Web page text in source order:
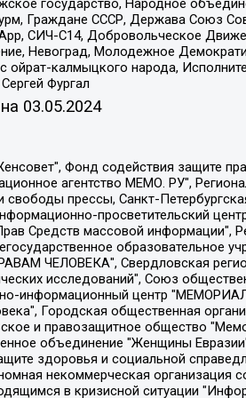
государство, Народное
Граждане СССР, Держава Союз
СИЧ-С14, Добровольческое
Невоград, Молодежное
калмыцкого народа,
Фургал
03.05.2024
"Альтаир 2021", Общество с ограниченной ответственностью "Вега 2021", Общество с ограниченной ответственностью "Главный редактор 2021", Общество с ограниченной ответственностью "Ромашки монолит", Важенков Артем Валерьевич, Ивановская областная общественная организация "Центр гендерных исследований", Гурман Юрий Альбертович, Медиапроект "ОВД-Инфо", Егоров Владимир Владимирович, Жилинский Владимир Александрович, Общество с ограниченной ответственностью "ЗП", Иванова София Юрьевна, Карезина Инна Павловна, Кильтау Екатерина Викторовна, Петров Алексей Викторович, Пискунов Сергей Евгеньевич, Смирнов Сергей Сергеевич, Тихонов Михаил Сергеевич, Общество с ограниченной ответственностью "ЖУРНАЛИСТ-ИНОСТРАННЫЙ АГЕНТ", Арапова Галина Юрьевна, Вольтская Татьяна Анатольевна, Американская компания "Mason G.E.S. Anonymous Foundation" (США), являющаяся владельцем интернет-издания https://mnews.world/, Компания "Stichting Bellingcat", зарегистрированная в Нидерландах (дата регистрации 11.07.2018), Захаров Андрей Вячеславович, Клепиковская Екатерина Дмитриевна, Общество с ограниченной ответственностью "МЕМО", Перл Роман Александрович, Симонов Евгений Алексеевич, Соловьева Елена Анатольевна, Сотников Даниил Владимирович, Сурначева Елизавета Дмитриевна, Автономная некоммерческая организация по защите прав человека и информированию населения "Якутия – Наше Мнение", Общество с ограниченной ответственностью "Москоу диджитал медиа", с 26.01.2023 Общество с ограниченной ответственностью "Чайка Белые сады", Ветошкина Валерия Валерьевна, Заговора Максим Александрович, Межрегиональное общественное движение "Российская ЛГБТ - сеть", Оленичев Максим Владимирович, Павлов Иван Юрьевич, Скворцова Елена Сергеевна, Общество с ограниченной ответственностью "Как бы инагент", Кочетков Игорь Викторович, Общество с ограниченной ответственностью "Честные выборы", Еланчик Олег Александрович, Общество с ограниченной ответственностью "Нобелевский призыв", Гималова Регина Эмилевна, Григорьев Андрей Валерьевич, Григорьева Алина Александровна, Ассоциация по содействию защите прав призывников, альтернативнослужащих и военнослужащих "Правозащитная группа